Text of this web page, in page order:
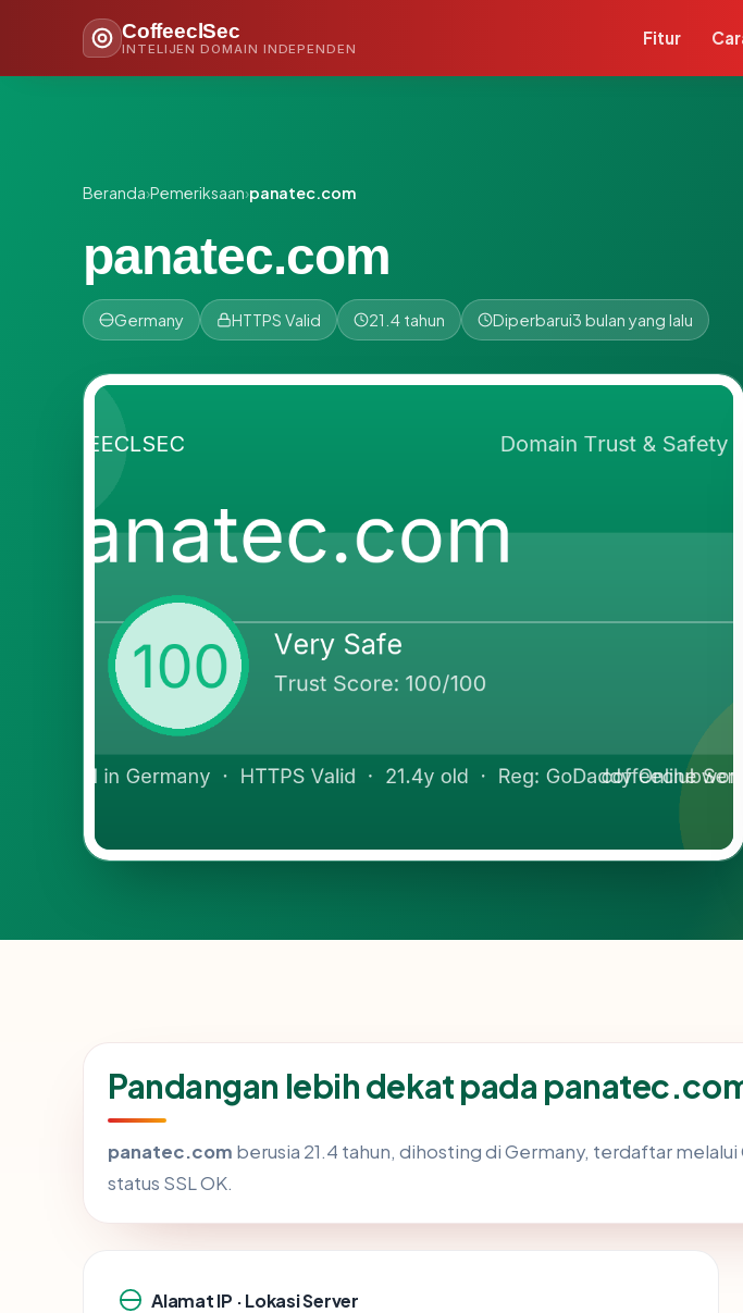
CoffeeclSec
INTELIJEN DOMAIN INDEPENDEN
Fitur
Beranda›Pemeriksaan›panatec.com
panatec.com
Germany HTTPS Valid 21.4 tahun Diperbarui3 bulan yang lalu
Pandangan lebih dekat pada
panatec.com berusia 21.4 tahun, dihosting di Germany, terdaftar
status SSL OK.
Alamat IP · Lokasi Server